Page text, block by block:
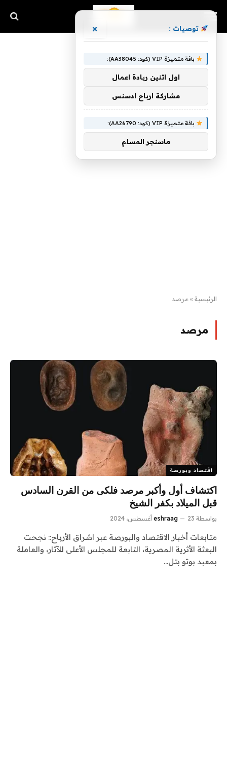
الرئيسية » مرصد
مرصد
اقتصاد وبورصة
اكتشاف أول وأكبر مرصد فلكى من القرن السادس
قبل الميلاد بكفر الشيخ
بواسطة eshraag 23 أغسطس، 2024
متابعات أخبار الاقتصاد والبورصة عبر اشراق الأرباح:: نجحت
البعثة الأثرية المصرية، التابعة للمجلس الأعلى للآثار، والعاملة
بمعبد بوتو بتل…
توصيات : ×
باقة متميزة VIP (كود: AA38045):
اول اثنين ريادة اعمال
مشاركة ارباح ادسنس
باقة متميزة VIP (كود: AA26790):
ماسنجر المسلم